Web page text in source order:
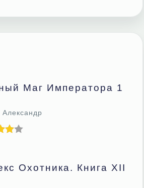
Маг Императора 1
Александр
Охотника. Книга XII